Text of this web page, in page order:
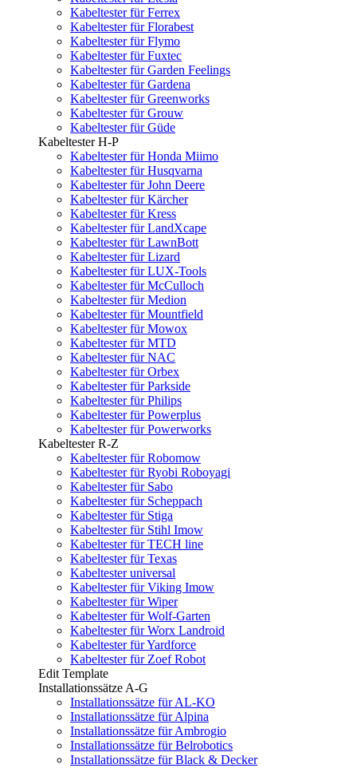
Kabeltester für Ferrex
Kabeltester für Florabest
Kabeltester für Flymo
Kabeltester für Fuxtec
Kabeltester für Garden Feelings
Kabeltester für Gardena
Kabeltester für Greenworks
Kabeltester für Grouw
Kabeltester für Güde
Kabeltester H-P
Kabeltester für Honda Miimo
Kabeltester für Husqvarna
Kabeltester für John Deere
Kabeltester für Kärcher
Kabeltester für Kress
Kabeltester für LandXcape
Kabeltester für LawnBott
Kabeltester für Lizard
Kabeltester für LUX-Tools
Kabeltester für McCulloch
Kabeltester für Medion
Kabeltester für Mountfield
Kabeltester für Mowox
Kabeltester für MTD
Kabeltester für NAC
Kabeltester für Orbex
Kabeltester für Parkside
Kabeltester für Philips
Kabeltester für Powerplus
Kabeltester für Powerworks
Kabeltester R-Z
Kabeltester für Robomow
Kabeltester für Ryobi Roboyagi
Kabeltester für Sabo
Kabeltester für Scheppach
Kabeltester für Stiga
Kabeltester für Stihl Imow
Kabeltester für TECH line
Kabeltester für Texas
Kabeltester universal
Kabeltester für Viking Imow
Kabeltester für Wiper
Kabeltester für Wolf-Garten
Kabeltester für Worx Landroid
Kabeltester für Yardforce
Kabeltester für Zoef Robot
Edit Template
Installationssätze A-G
Installationssätze für AL-KO
Installationssätze für Alpina
Installationssätze für Ambrogio
Installationssätze für Belrobotics
Installationssätze für Black & Decker